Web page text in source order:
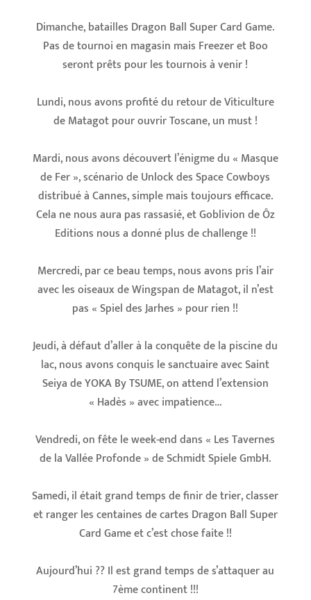
Dimanche, batailles Dragon Ball Super Card Game.
Pas de tournoi en magasin mais Freezer et Boo
seront prêts pour les tournois à venir !
Lundi, nous avons profité du retour de Viticulture
deMatagotpour ouvrir Toscane, un must !
Mardi, nous avons découvert l’énigme du « Masque
de Fer », scénario de Unlock desSpace Cowboys
distribué à Cannes, simple mais toujours efficace.
Cela ne nous aura pas rassasié, et Goblivion deÔz
Editions nous a donné plus de challenge !!
Mercredi, par ce beau temps, nous avons pris l’air
avec les oiseaux de Wingspan deMatagot, il n’est
pas « Spiel des Jarhes » pour rien !!
Jeudi, à défaut d’aller à la conquête de la piscine du
lac, nous avons conquis le sanctuaire avec Saint
Seiya deYOKA By TSUME, on attend l’extension
« Hadès » avec impatience…
Vendredi, on fête le week-end dans « Les Tavernes
de la Vallée Profonde » deSchmidt Spiele GmbH.
Samedi, il était grand temps de finir de trier, classer
et ranger les centaines de cartes Dragon Ball Super
Card Gameet c’est chose faite !!
Aujourd’hui ?? Il est grand temps de s’attaquer au
7ème continent !!!